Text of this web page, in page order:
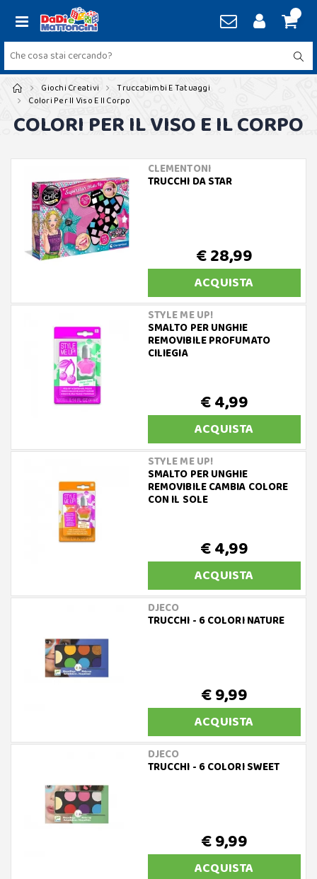
Giochi Creativi
Truccabimbi E Tatuaggi
Colori Per Il Viso E Il Corpo
COLORI PER IL VISO E IL CORPO
CLEMENTONI
TRUCCHI DA STAR
€ 28,99
ACQUISTA
STYLE ME UP!
SMALTO PER UNGHIE
REMOVIBILE PROFUMATO
CILIEGIA
€ 4,99
ACQUISTA
STYLE ME UP!
SMALTO PER UNGHIE
REMOVIBILE CAMBIA COLORE
CON IL SOLE
€ 4,99
ACQUISTA
DJECO
TRUCCHI - 6 COLORI NATURE
€ 9,99
ACQUISTA
DJECO
TRUCCHI - 6 COLORI SWEET
€ 9,99
ACQUISTA